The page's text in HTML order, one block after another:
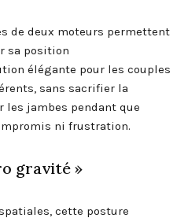
de deux moteurs permettent
sa position
élégante pour les couples
sans sacrifier la
les jambes pendant que
ni frustration.
gravité »
cette posture